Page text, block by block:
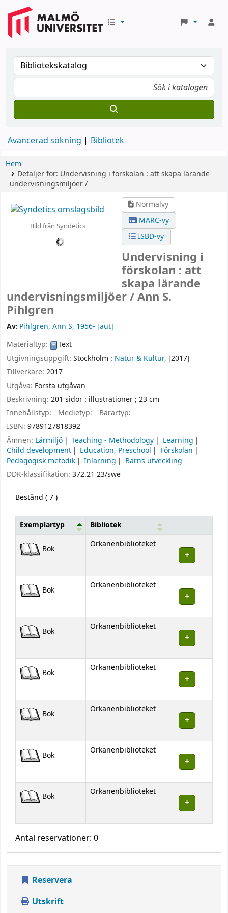
Avancerad sökning Bibliotek
Hem
Detaljer för: Undervisning i förskolan : att skapa lärande
undervisningsmiljöer /
Bild från Syndetics
Normalvy
MARC-vy
ISBD-vy
Undervisning i
förskolan : att
skapa lärande
undervisningsmiljöer /Ann S.
Pihlgren
Av: Pihlgren, Ann S, 1956- [aut]
Materialtyp:
Text
Utgivningsuppgift: Stockholm : Natur & Kultur, [2017]
Tillverkare: 2017
Utgåva: Första utgåvan
Beskrivning: 201 sidor : illustrationer ; 23 cm
Innehållstyp:
Medietyp:
Bärartyp:
ISBN: 9789127818392
Ämnen: Lärmiljö Teaching - Methodology
Learning
Child development
Education, Preschool
Förskolan
Pedagogisk metodik
Inlärning
Barns utveckling
DDK-klassifikation: 372.21 23/swe
Bestånd ( 7 )
Exemplartyp Bibliotek
Bok Orkanenbiblioteket
Bok Orkanenbiblioteket
Bok Orkanenbiblioteket
Bok Orkanenbiblioteket
Bok Orkanenbiblioteket
Bok Orkanenbiblioteket
Bok Orkanenbiblioteket
Antal reservationer: 0
Reservera
Utskrift